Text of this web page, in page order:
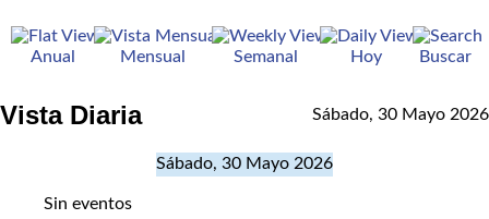
Anual Mensual Semanal Hoy Buscar
Vista Diaria Sábado, 30 Mayo 2026
Sábado, 30 Mayo 2026
Sin eventos